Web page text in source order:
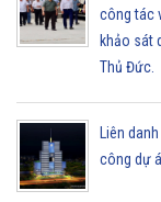
công tác
khảo sát
Thủ Đức.
Liên
công dự